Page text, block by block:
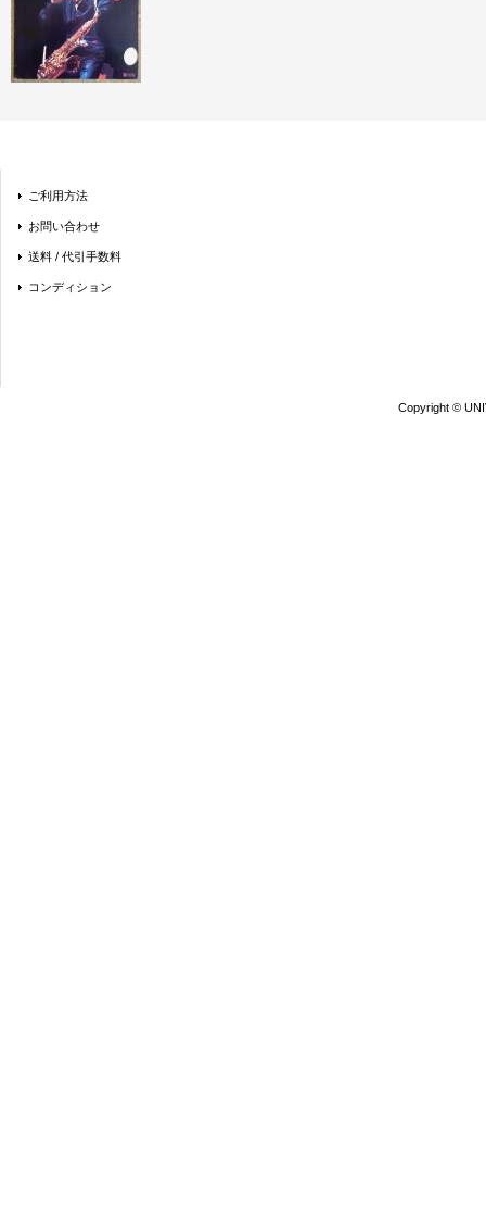
ご利用方法
お問い合わせ
送料 / 代引手数料
コンディション
Copyright ©